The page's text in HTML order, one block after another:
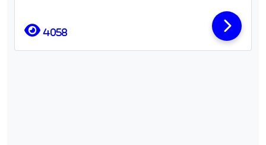
4058